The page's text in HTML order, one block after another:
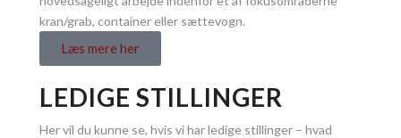
kran/grab, container eller sættevogn.
Læs mere her
LEDIGE STILLINGER
Her vil du kunne se, hvis vi har ledige stillinger – hvad